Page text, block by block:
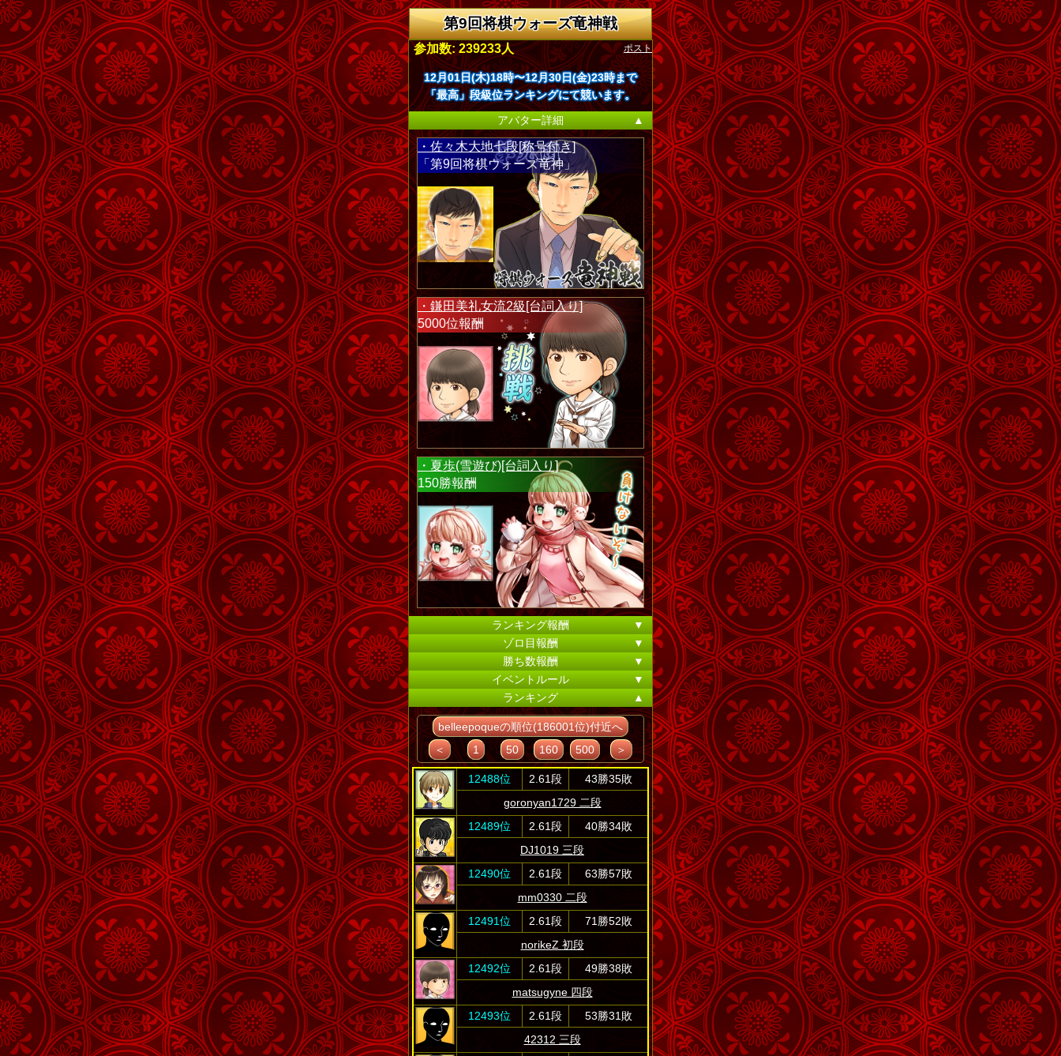
第9回将棋ウォーズ竜神戦
ポスト
参加数: 239233人
12月01日(木)18時〜12月30日(金)23時まで
「最高」段級位ランキングにて競います。
アバター詳細
▲
・佐々木大地七段[称号付き]
「第9回将棋ウォーズ竜神」
・鎌田美礼女流2級[台詞入り]
5000位報酬
・夏歩(雪遊び)[台詞入り]
150勝報酬
ランキング報酬
▼
ゾロ目報酬
▼
勝ち数報酬
▼
イベントルール
▼
ランキング
▲
belleepoqueの順位(186001位)付近へ
＜
1 50 160 500 ＞
12488位 2.61段
43勝35敗
goronyan1729 二段
12489位
2.61段
40勝34敗
DJ1019 三段
12490位
2.61段
63勝57敗
mm0330 二段
12491位
2.61段
71勝52敗
norikeZ 初段
12492位
2.61段
49勝38敗
matsugyne 四段
12493位
2.61段
53勝31敗
42312 三段